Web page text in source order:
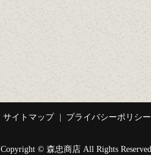
サイトマップ プライバシーポリシー
Copyright © 森忠商店 All Rights Reserved.